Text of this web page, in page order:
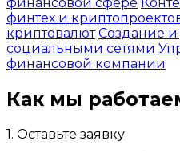
финтех и
криптовалют Создание
социальными сетями
финансовой компании
Как мы
1. Оставьте заявку